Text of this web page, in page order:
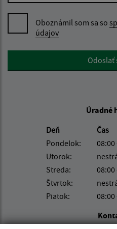
Oboznámil som sa so
údajov
Google reCaptcha ResponseOdoslať
Úradné
Deň
Čas
Pondelok:
08:00
Utorok:
Streda:
08:00
Štvrtok:
Piatok:
08:00